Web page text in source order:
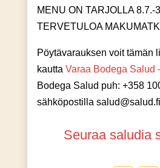
MENU ON TARJOLLA 8.7.-
TERVETULOA
Pöytävarauksen voit tämän
kautta Varaa Bodega Salud
Bodega Salud puh: +358
sähköpostilla salud@salud.fi
Seuraa saludia